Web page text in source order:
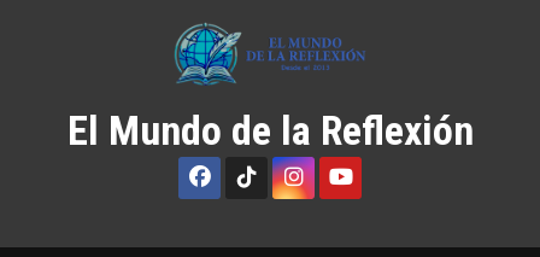
El Mundo de la Reflexión